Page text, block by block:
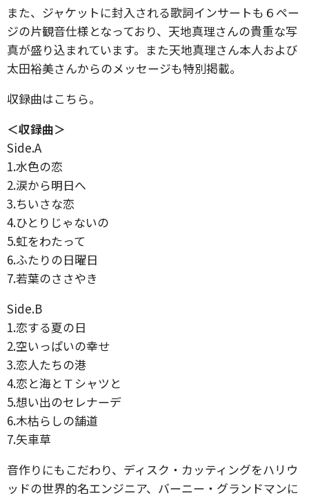
また、ジャケットに封入される歌詞インサートも６ペー
ジの片観音仕様となっており、天地真理さんの貴重な写
真が盛り込まれています。また天地真理さん本人および
太田裕美さんからのメッセージも特別掲載。
収録曲はこちら。
＜収録曲＞
Side.A
1.水色の恋
2.涙から明日へ
3.ちいさな恋
4.ひとりじゃないの
5.虹をわたって
6.ふたりの日曜日
7.若葉のささやき
Side.B
1.恋する夏の日
2.空いっぱいの幸せ
3.恋人たちの港
4.恋と海とＴシャツと
5.想い出のセレナーデ
6.木枯らしの舗道
7.矢車草
音作りにもこだわり、ディスク・カッティングをハリウ
ッドの世界的名エンジニア、バーニー・グランドマンに